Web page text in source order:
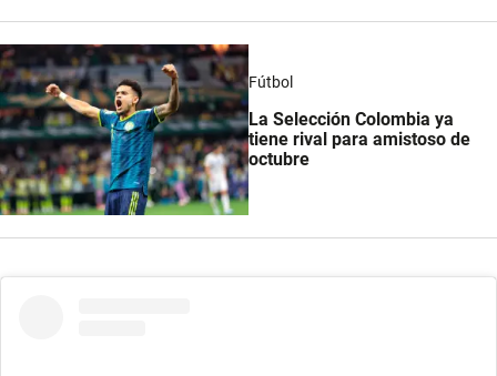
Fútbol
La Selección Colombia ya
tiene rival para amistoso de
octubre